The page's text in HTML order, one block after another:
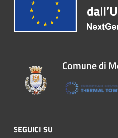
Comune di
SEGUICI SU